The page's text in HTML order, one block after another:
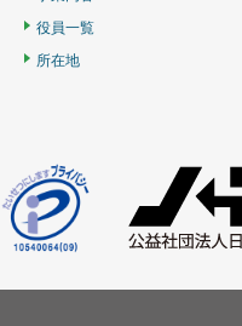
役員一覧
所在地